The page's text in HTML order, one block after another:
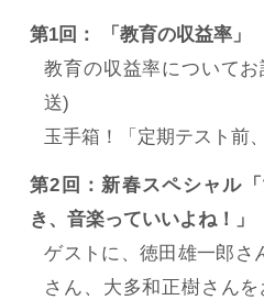
第1回： 「教育の収益率」
教育の収益率について
送)
玉手箱！「定期テスト前
第2回：新春スペシャル
き、音楽っていいよね！」
ゲストに、徳田雄一郎さ
さん、大多和正樹さん